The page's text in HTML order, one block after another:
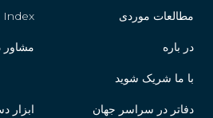
مطالعات موردی Index
در باره مشاور
با ما شریک شوید
دفاتر در سراسر جهان ابزار